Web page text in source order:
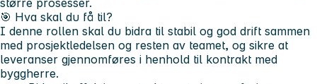
større prosesser.
🎯 Hva skal du få til?
I denne rollen skal du bidra til stabil og god drift sammen
med prosjektledelsen og resten av teamet, og sikre at
leveranser gjennomføres i henhold til kontrakt med
byggherre.